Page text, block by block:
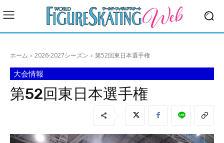
ホーム 2026-2027シーズン 第52回東日本選手権
大会情報
第52回東日本選手権